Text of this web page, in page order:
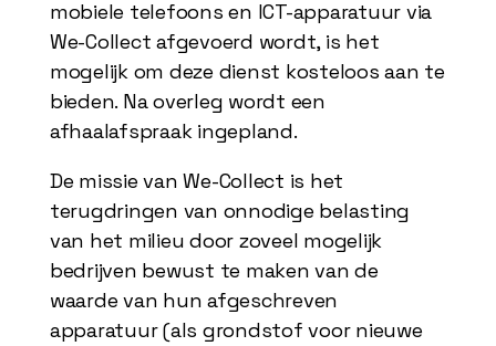
mobiele telefoons en ICT-apparatuur via
We-Collect afgevoerd wordt, is het
mogelijk om deze dienst kosteloos aan te
bieden. Na overleg wordt een
afhaalafspraak ingepland.
De missie van We-Collect is het
terugdringen van onnodige belasting
van het milieu door zoveel mogelijk
bedrijven bewust te maken van de
waarde van hun afgeschreven
apparatuur (als grondstof voor nieuwe